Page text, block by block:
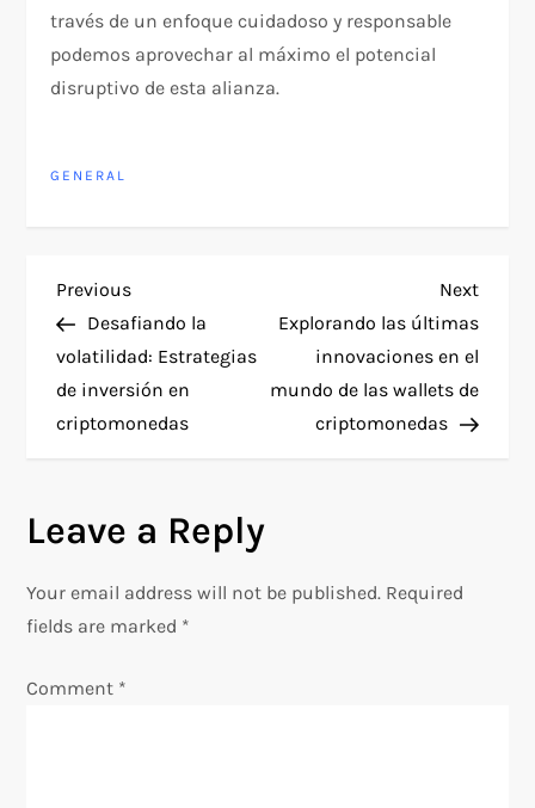
través de un enfoque cuidadoso y responsable
podemos aprovechar al máximo el potencial
disruptivo de esta alianza.
GENERAL
P
o
s
n
a
v
i
Previous
Post
Previous
Desafiando la
volatilidad: Estrategias
de inversión en
criptomonedas
Next
Post
Next
Explorando las últimas
innovaciones en el
mundo de las wallets de
criptomonedas
Leave a Reply
Your email address will not be published. Required
fields are marked *
Comment *